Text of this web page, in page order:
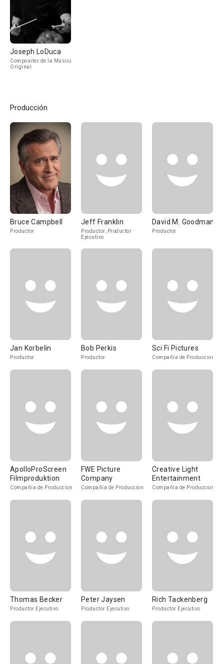
Joseph LoDuca
Compositor de la Música
Original
Producción
Bruce Campbell
Productor
Jeff Franklin
Productor, Productor
Ejecutivo
David M. Goodman
Productor
Jan Korbelin
Productor
Bob Perkis
Productor
Sci Fi Pictures
Compañía de Produccion
ApolloProScreen
Filmproduktion
Compañía de Produccion
FWE Picture
Company
Compañía de Produccion
Creative Light
Entertainment
Compañía de Produccion
Thomas Becker
Productor Ejecutivo
Peter Jaysen
Productor Ejecutivo
Rich Tackenberg
Productor Ejecutivo